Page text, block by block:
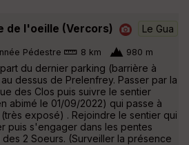
de l'oeille (Vercors) Le Gua
Pédestre 8 km 980 m
du dernier parking (barrière à
dessus de Prelenfrey. Passer par la
des Clos puis suivre le sentier
abimé le 01/09/2022) qui passe à
exposé) . Rejoindre le sentier qui
puis s'engager dans les pentes
2 Soeurs. (Surveiller la présence